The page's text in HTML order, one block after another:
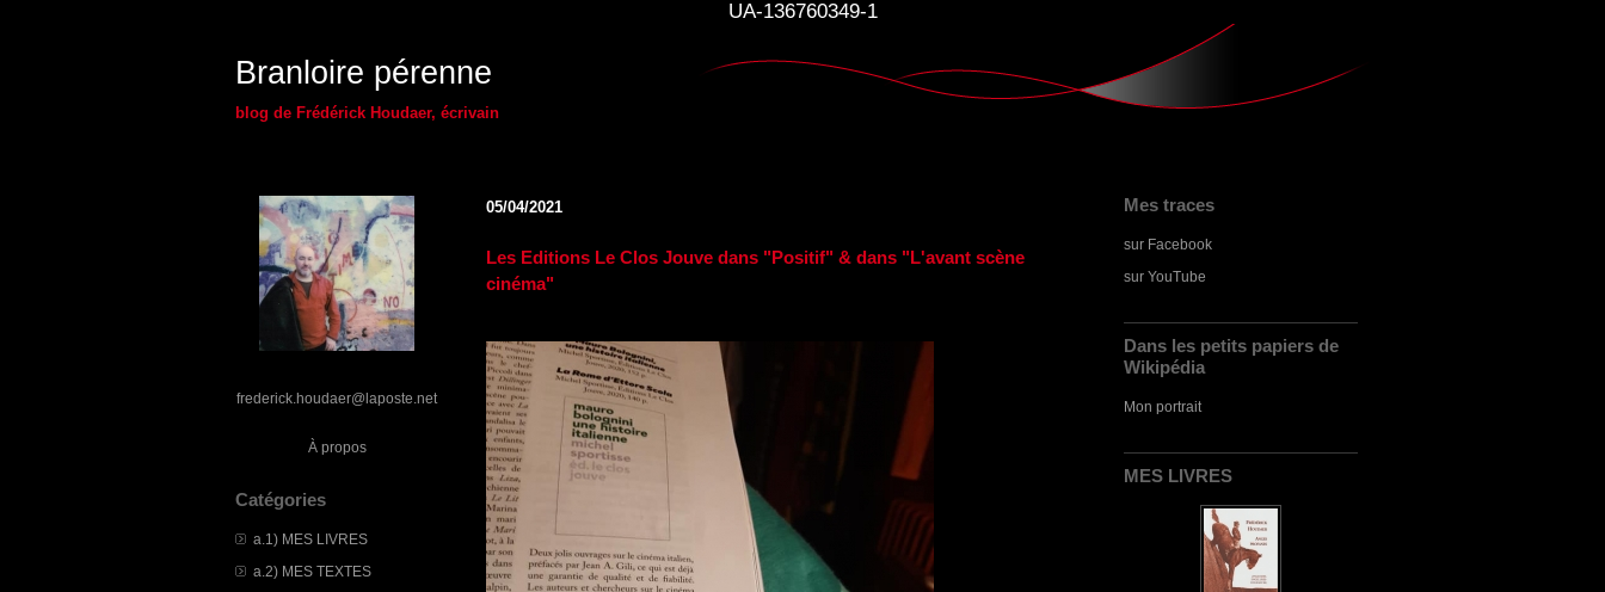
UA-136760349-1
Branloire pérenne
blog de Frédérick Houdaer, écrivain
frederick.houdaer@laposte.net
À propos
Catégories
a.1) MES LIVRES
a.2) MES TEXTES
Mes traces
sur Facebook
sur YouTube
Dans les petits papiers de
Wikipédia
Mon portrait
MES LIVRES
05/04/2021
Les Editions Le Clos Jouve dans "Positif" & dans "L'avant scène
cinéma"